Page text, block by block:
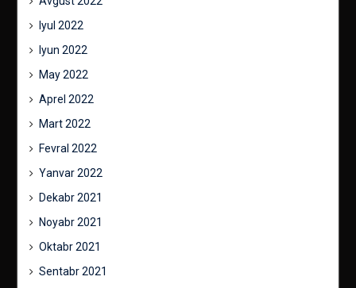
Iyul 2022
Iyun 2022
May 2022
Aprel 2022
Mart 2022
Fevral 2022
Yanvar 2022
Dekabr 2021
Noyabr 2021
Oktabr 2021
Sentabr 2021